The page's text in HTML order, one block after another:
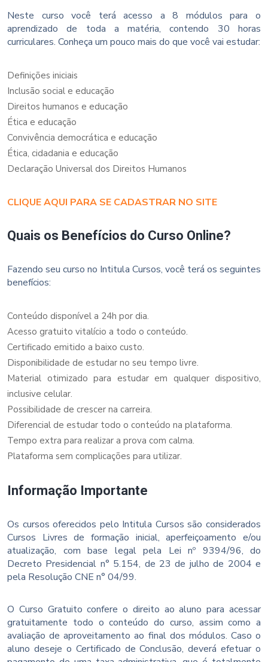
Neste curso você terá acesso a 8 módulos para o
aprendizado de toda a matéria, contendo 30 horas
curriculares. Conheça um pouco mais do que você vai estudar:
Definições iniciais
Inclusão social e educação
Direitos humanos e educação
Ética e educação
Convivência democrática e educação
Ética, cidadania e educação
Declaração Universal dos Direitos Humanos
CLIQUE AQUI PARA SE CADASTRAR NO SITE
Quais os Benefícios do Curso Online?
Fazendo seu curso no Intitula Cursos, você terá os seguintes
benefícios:
Conteúdo disponível a 24h por dia.
Acesso gratuito vitalício a todo o conteúdo.
Certificado emitido a baixo custo.
Disponibilidade de estudar no seu tempo livre.
Material otimizado para estudar em qualquer dispositivo,
inclusive celular.
Possibilidade de crescer na carreira.
Diferencial de estudar todo o conteúdo na plataforma.
Tempo extra para realizar a prova com calma.
Plataforma sem complicações para utilizar.
Informação Importante
Os cursos oferecidos pelo Intitula Cursos são considerados
Cursos Livres de formação inicial, aperfeiçoamento e/ou
atualização, com base legal pela Lei nº 9394/96, do
Decreto Presidencial n° 5.154, de 23 de julho de 2004 e
pela Resolução CNE n° 04/99.
O Curso Gratuito confere o direito ao aluno para acessar
gratuitamente todo o conteúdo do curso, assim como a
avaliação de aproveitamento ao final dos módulos. Caso o
aluno deseje o Certificado de Conclusão, deverá efetuar o